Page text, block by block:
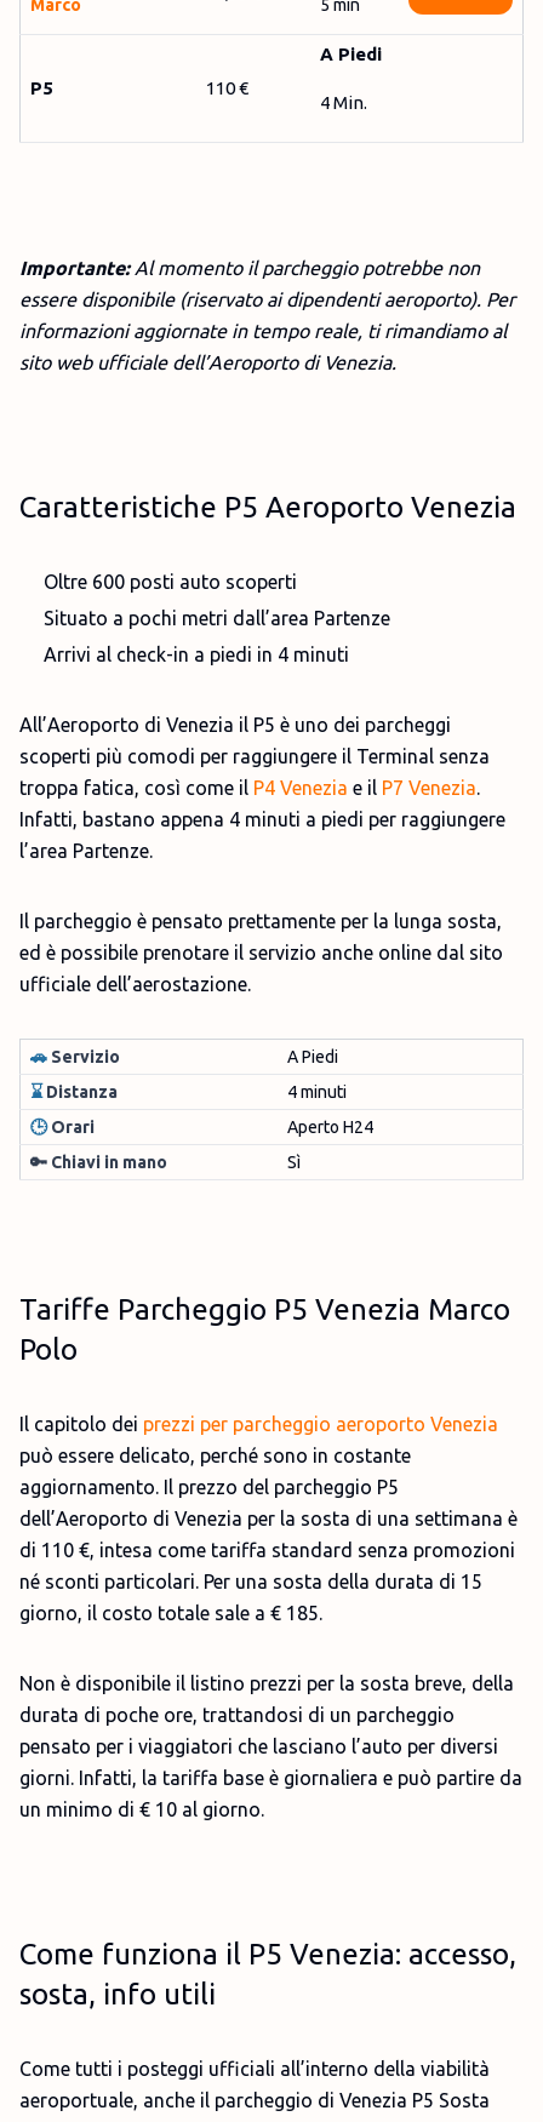
Mar­co
5 min
P5 110 €
A Piedi
4 Min.
Importante:Al momento il parcheggio potrebbe non
essere disponibile (riservato ai dipendenti aeroporto). Per
informazioni aggiornate in tempo reale, ti rimandiamo al
sito web ufficiale dell’Aeroporto di Venezia.
Caratteristiche P5 Aeroporto Venezia
Oltre 600 posti auto scoperti
Situato a pochi metri dall’area Partenze
Arrivi al check-in a piedi in 4 minuti
All’Aeroporto di Venezia il P5 è uno dei parcheggi
scoperti più comodi per raggiungere il Terminal senza
troppa fatica, così come il P4 Venezia e il P7 Venezia.
Infatti, bastano appena 4 minuti a piedi per raggiungere
l’area Partenze.
Il parcheggio è pensato prettamente per la lunga sosta,
ed è possibile prenotare il servizio anche online dal sito
ufficiale dell’aerostazione.
🚗 Servizio
A Piedi
⌛ Distanza
4 minuti
🕒Orari
Aperto H24
🔑 Chiavi in mano
Sì
Tariffe Parcheggio P5 Venezia Marco
Polo
Il capitolo dei prezzi per parcheggio aeroporto Venezia
può essere delicato, perché sono in costante
aggiornamento. Il prezzo del parcheggio P5
dell’Aeroporto di Venezia per la sosta di una settimana è
di 110 €, intesa come tariffa standard senza promozioni
né sconti particolari. Per una sosta della durata di 15
giorno, il costo totale sale a € 185.
Non è disponibile il listino prezzi per la sosta breve, della
durata di poche ore, trattandosi di un parcheggio
pensato per i viaggiatori che lasciano l’auto per diversi
giorni. Infatti, la tariffa base è giornaliera e può partire da
un minimo di € 10 al giorno.
Come funziona il P5 Venezia: accesso,
sosta, info utili
Come tutti i posteggi ufficiali all’interno della viabilità
aeroportuale, anche il parcheggio di Venezia P5 Sosta